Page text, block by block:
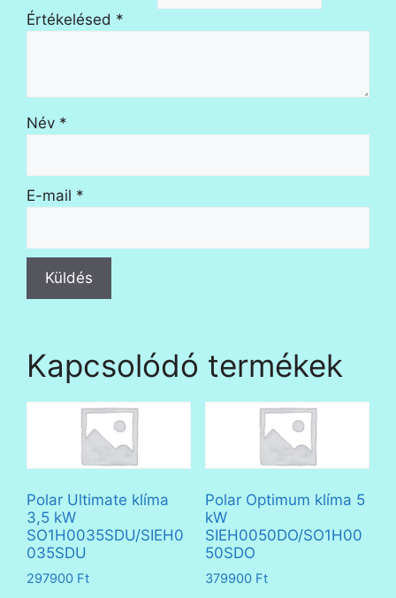
Értékelésed *
Név *
E-mail *
Kapcsolódó termékek
Polar Ultimate klíma
3,5 kW
SO1H0035SDU/SIEH0
035SDU
297900 Ft
Polar Optimum klíma 5
kW
SIEH0050DO/SO1H00
50SDO
379900 Ft